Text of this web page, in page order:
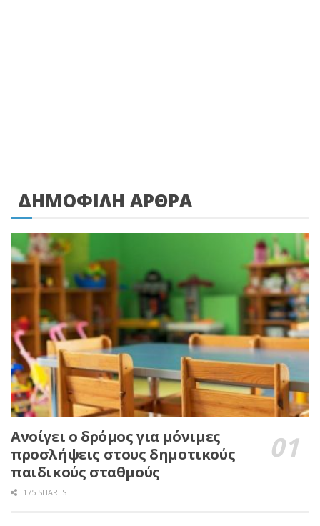
ΔΗΜΟΦΙΛΗ ΑΡΘΡΑ
Ανοίγει ο δρόμος για μόνιμες
προσλήψεις στους δημοτικούς
παιδικούς σταθμούς
175 SHARES